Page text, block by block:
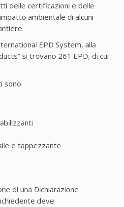
delle certificazioni e delle
ambientale di alcuni
EPD System, alla
si trovano 261 EPD, di cui
sono:
e tappezzante
di una Dichiarazione
deve: